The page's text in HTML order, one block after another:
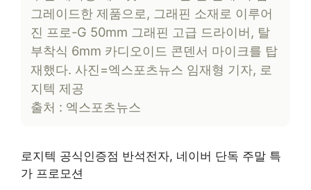
그레이드한 제품으로, 그래핀 소재로 이루어
진 프로-G 50mm 그래핀 고급 드라이버, 탈
부착식 6mm 카디오이드 콘덴서 마이크를 탑
재했다. 사진=엑스포츠뉴스 임재형 기자, 로
지텍 제공
출처 : 엑스포츠뉴스
로지텍 공식인증점 반석전자, 네이버 단독 주말 특
가 프로모션